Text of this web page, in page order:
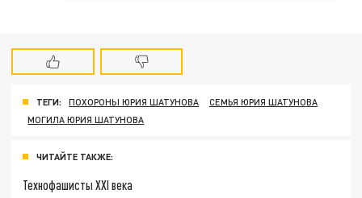
ТЕГИ: ПОХОРОНЫ ЮРИЯ ШАТУНОВА
СЕМЬЯ ЮРИЯ ШАТУНОВА
МОГИЛА ЮРИЯ ШАТУНОВА
ЧИТАЙТЕ ТАКЖЕ:
Технофашисты XXI века